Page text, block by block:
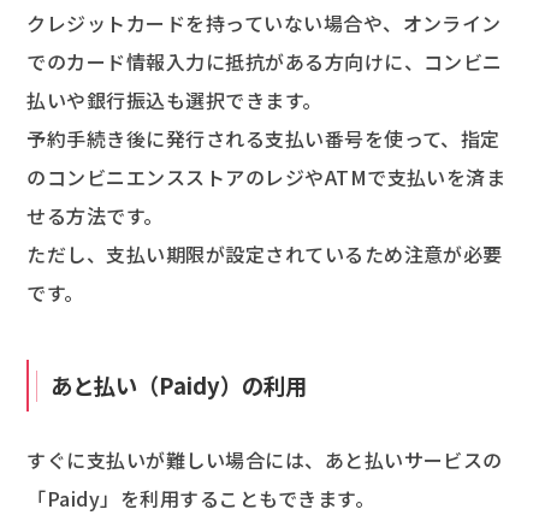
クレジットカードを持っていない場合や、オンライン
でのカード情報入力に抵抗がある方向けに、コンビニ
払いや銀行振込も選択できます。
予約手続き後に発行される支払い番号を使って、指定
のコンビニエンスストアのレジやATMで支払いを済ま
せる方法です。
ただし、支払い期限が設定されているため注意が必要
です。
あと払い（Paidy）の利用
すぐに支払いが難しい場合には、あと払いサービスの
「Paidy」を利用することもできます。